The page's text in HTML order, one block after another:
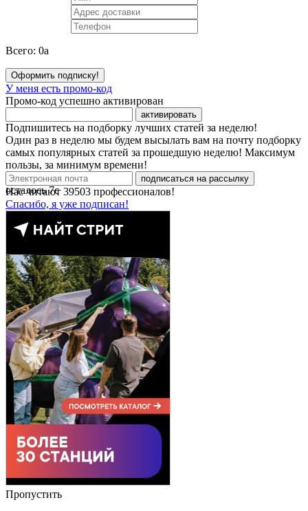
Всего: 0a
Оформить подписку!
У меня есть промо-код
Промо-код успешно активирован
активировать
Подпишитесь на подборку лучших статей за неделю!
Один раз в неделю мы будем высылать вам на почту подборку
самых популярных статей за прошедшую неделю! Максимум
пользы, за минимум времени!
подписаться на рассылку
Нас читают 39503 профессионалов!
Спасибо, я уже подписан!
осталось7с
Пропустить